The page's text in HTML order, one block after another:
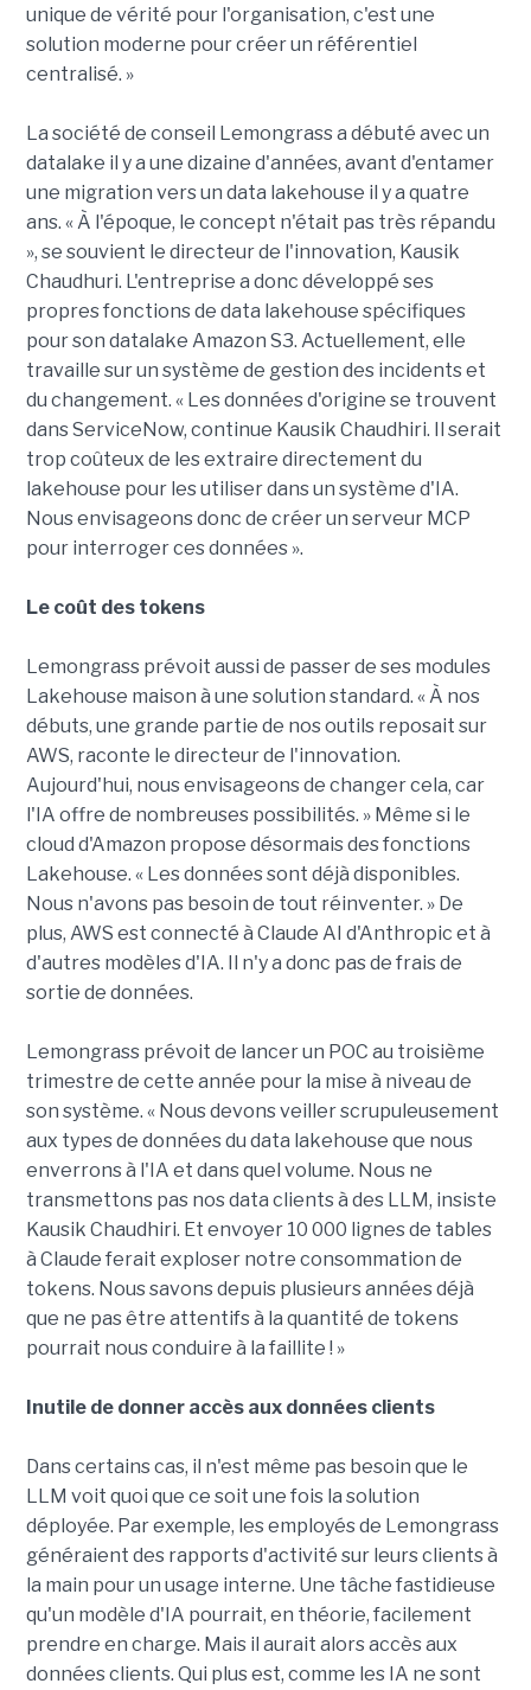
unique de vérité pour l'organisation, c'est une
solution moderne pour créer un référentiel
centralisé. »
La société de conseil Lemongrass a débuté avec un
datalake il y a une dizaine d'années, avant d'entamer
une migration vers un data lakehouse il y a quatre
ans. « À l'époque, le concept n'était pas très répandu
», se souvient le directeur de l'innovation, Kausik
Chaudhuri. L'entreprise a donc développé ses
propres fonctions de data lakehouse spécifiques
pour son datalake Amazon S3. Actuellement, elle
travaille sur un système de gestion des incidents et
du changement. « Les données d'origine se trouvent
dans ServiceNow, continue Kausik Chaudhiri. Il serait
trop coûteux de les extraire directement du
lakehouse pour les utiliser dans un système d'IA.
Nous envisageons donc de créer un serveur MCP
pour interroger ces données ».
Le coût des tokens
Lemongrass prévoit aussi de passer de ses modules
Lakehouse maison à une solution standard. « À nos
débuts, une grande partie de nos outils reposait sur
AWS, raconte le directeur de l'innovation.
Aujourd'hui, nous envisageons de changer cela, car
l'IA offre de nombreuses possibilités. » Même si le
cloud d'Amazon propose désormais des fonctions
Lakehouse. « Les données sont déjà disponibles.
Nous n'avons pas besoin de tout réinventer. » De
plus, AWS est connecté à Claude AI d'Anthropic et à
d'autres modèles d'IA. Il n'y a donc pas de frais de
sortie de données.
Lemongrass prévoit de lancer un POC au troisième
trimestre de cette année pour la mise à niveau de
son système. « Nous devons veiller scrupuleusement
aux types de données du data lakehouse que nous
enverrons à l'IA et dans quel volume. Nous ne
transmettons pas nos data clients à des LLM, insiste
Kausik Chaudhiri. Et envoyer 10 000 lignes de tables
à Claude ferait exploser notre consommation de
tokens. Nous savons depuis plusieurs années déjà
que ne pas être attentifs à la quantité de tokens
pourrait nous conduire à la faillite ! »
Inutile de donner accès aux données clients
Dans certains cas, il n'est même pas besoin que le
LLM voit quoi que ce soit une fois la solution
déployée. Par exemple, les employés de Lemongrass
généraient des rapports d'activité sur leurs clients à
la main pour un usage interne. Une tâche fastidieuse
qu'un modèle d'IA pourrait, en théorie, facilement
prendre en charge. Mais il aurait alors accès aux
données clients. Qui plus est, comme les IA ne sont